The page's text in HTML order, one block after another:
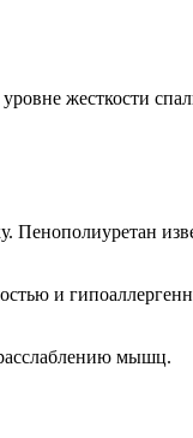
жесткости
Пенополиуретан
и
мышц.